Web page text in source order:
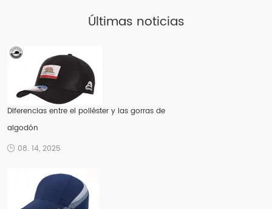
Últimas noticias
Diferencias entre el poliéster y las gorras de
algodón
08. 14, 2025